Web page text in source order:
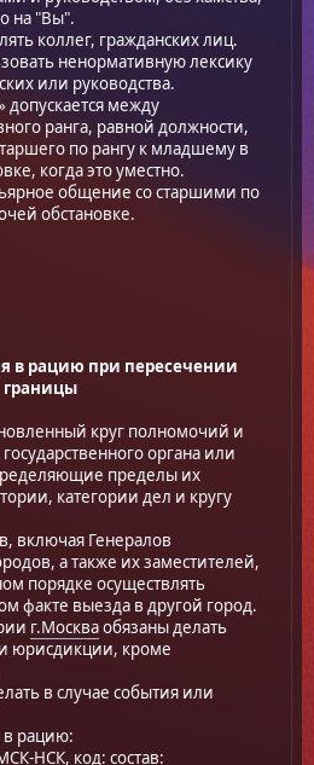
на "Вы".
коллег, гражданских лиц.
ненормативную лексику
или руководства.
между
ранга, равной должности,
по рангу к младшему в
когда это уместно.
общение со старшими по
обстановке.
в рацию при пересечении
границы
круг полномочий и
органа или
пределы их
категории дел и кругу
включая Генералов
а также их заместителей,
порядке осуществлять
факте выезда в другой город.
г.Москваобязаны делать
юрисдикции, кроме
в случае события или
рацию:
НСК, код: состав: